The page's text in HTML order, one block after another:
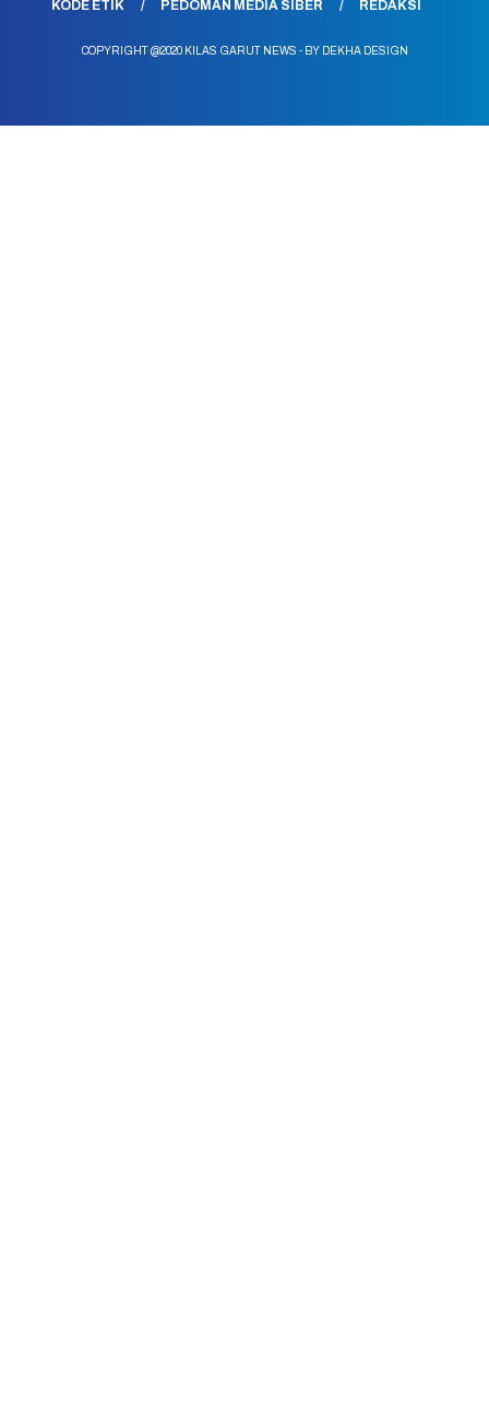
KODE ETIK
PEDOMAN MEDIA SIBER REDAKSI
COPYRIGHT @2020 KILAS GARUT NEWS - BY DEKHA DESIGN